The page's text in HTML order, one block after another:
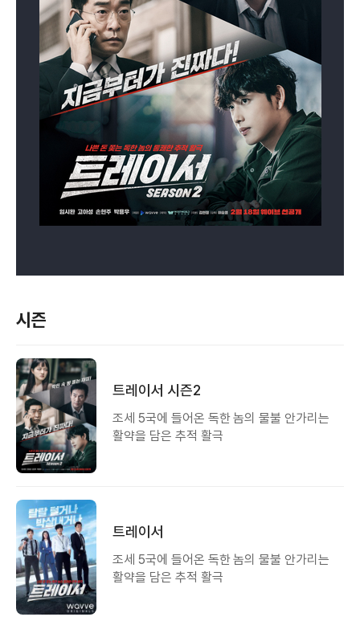
시즌
트레이서 시즌2
조세 5국에 들어온 독한 놈의 물불 안가리는
활약을 담은 추적 활극
트레이서
조세 5국에 들어온 독한 놈의 물불 안가리는
활약을 담은 추적 활극